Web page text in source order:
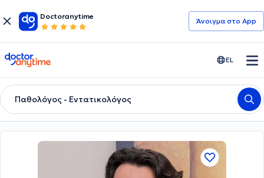
Doctoranytime
Άνοιγμα στο App
doctoranytime EL
Παθολόγος - Εντατικολόγος